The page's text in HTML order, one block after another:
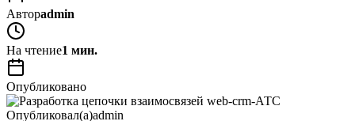
Авторadmin
На чтение1 мин.
Опубликовано
Опубликовал(а)admin